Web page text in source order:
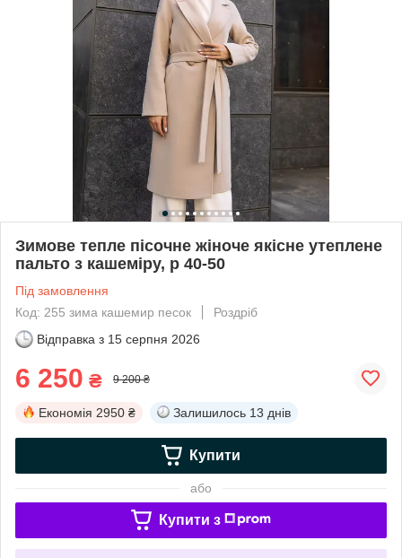
Зимове тепле пісочне жіноче якісне утеплене
пальто з кашеміру, р 40-50
Під замовлення
Код: 255 зима кашемир песок
Роздріб
Відправка з 15 серпня 2026
6 250 ₴ 9 200 ₴
Економія 2950 ₴ Залишилось 13 днів
Купити
або
Купити з